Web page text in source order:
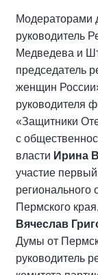
Модераторами
руководитель
Медведева и
председатель
женщин
руководителя
«Защитники
с
власти Ирина
участие первый
регионального
Пермского
Вячеслав
Думы от
руководитель